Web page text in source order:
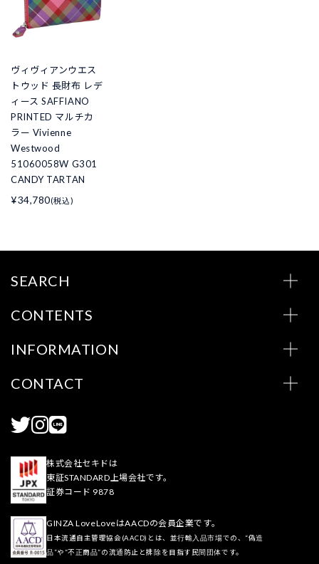
ヴィヴィアンウエス
トウッド 長財布 レデ
ィース SAFFIANO
PRINTED マルチカ
ラー Vivienne
Westwood
51060058W G301
CANDY TARTAN
¥34,780(税込)
SEARCH
CONTENTS
INFORMATION
CONTACT
株式会社セキドは
東証STANDARD上場会社です。
証券コード 9878
GINZA LoveLoveはAACDの会員企業です。
日本流通自主管理協会(AACD)とは、並行輸入品市場での、“偽造
品”や“不正商品”の流通防止と排除を目指す民間団体です。